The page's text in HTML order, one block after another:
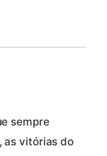
sempre
as vitórias do